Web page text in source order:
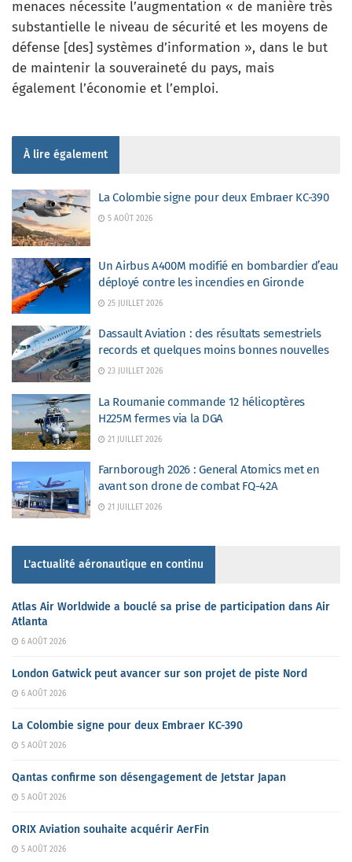
menaces nécessite l’augmentation « de manière très
substantielle le niveau de sécurité et les moyens de
défense [des] systèmes d’information », dans le but
de maintenir la souveraineté du pays, mais
également l’économie et l’emploi.
À lire également
La Colombie signe pour deux Embraer KC-390
5 AOÛT 2026
Un Airbus A400M modifié en bombardier d’eau
déployé contre les incendies en Gironde
25 JUILLET 2026
Dassault Aviation : des résultats semestriels
records et quelques moins bonnes nouvelles
23 JUILLET 2026
La Roumanie commande 12 hélicoptères
H225M fermes via la DGA
21 JUILLET 2026
Farnborough 2026 : General Atomics met en
avant son drone de combat FQ-42A
21 JUILLET 2026
L'actualité aéronautique en continu
Atlas Air Worldwide a bouclé sa prise de participation dans Air
Atlanta
6 AOÛT 2026
London Gatwick peut avancer sur son projet de piste Nord
6 AOÛT 2026
La Colombie signe pour deux Embraer KC-390
5 AOÛT 2026
Qantas confirme son désengagement de Jetstar Japan
5 AOÛT 2026
ORIX Aviation souhaite acquérir AerFin
5 AOÛT 2026